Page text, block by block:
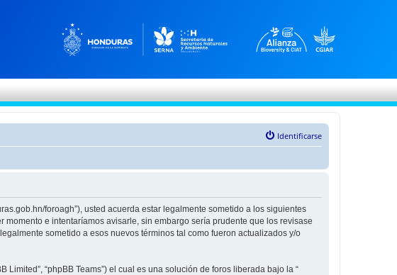
Identificarse
foroagh”), usted acuerda estar legalmente sometido a los siguientes
momento e intentaríamos avisarle, sin embargo sería prudente que los revisase
sometido a esos nuevos términos tal como fueron actualizados y/o
Limited”, “phpBB Teams”) el cual es una solución de foros liberada bajo la “